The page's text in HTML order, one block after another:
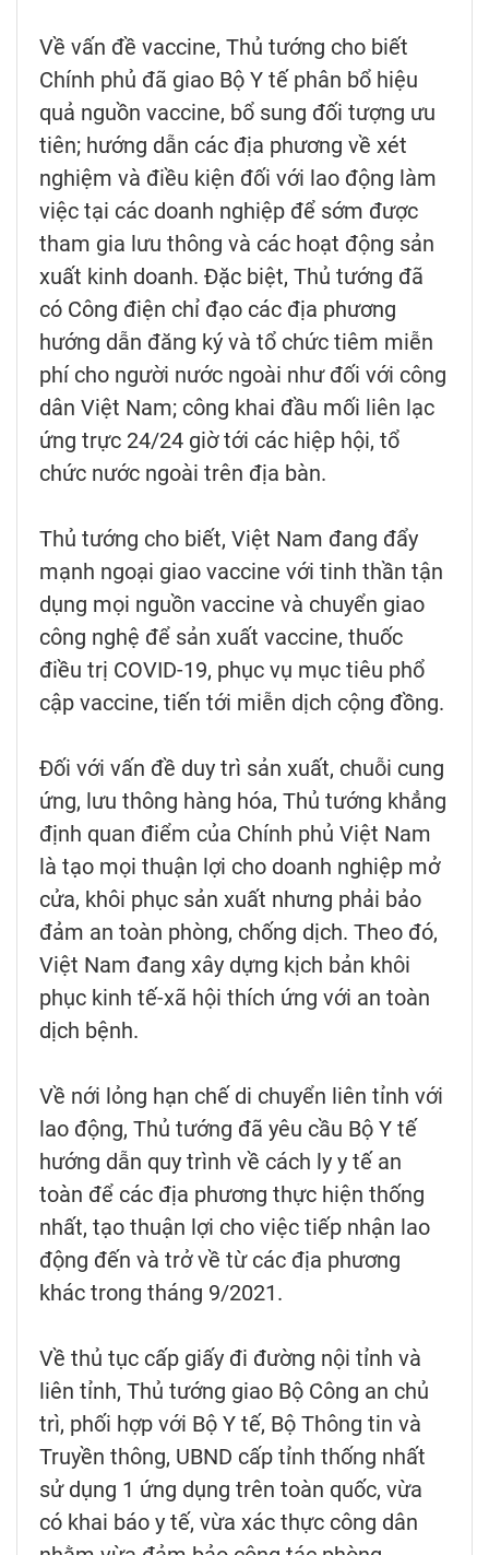
Về vấn đề vaccine, Thủ tướng cho biết
Chính phủ đã giao Bộ Y tế phân bổ hiệu
quả nguồn vaccine, bổ sung đối tượng ưu
tiên; hướng dẫn các địa phương về xét
nghiệm và điều kiện đối với lao động làm
việc tại các doanh nghiệp để sớm được
tham gia lưu thông và các hoạt động sản
xuất kinh doanh. Đặc biệt, Thủ tướng đã
có Công điện chỉ đạo các địa phương
hướng dẫn đăng ký và tổ chức tiêm miễn
phí cho người nước ngoài như đối với công
dân Việt Nam; công khai đầu mối liên lạc
ứng trực 24/24 giờ tới các hiệp hội, tổ
chức nước ngoài trên địa bàn.
Thủ tướng cho biết, Việt Nam đang đẩy
mạnh ngoại giao vaccine với tinh thần tận
dụng mọi nguồn vaccine và chuyển giao
công nghệ để sản xuất vaccine, thuốc
điều trị COVID-19, phục vụ mục tiêu phổ
cập vaccine, tiến tới miễn dịch cộng đồng.
Đối với vấn đề duy trì sản xuất, chuỗi cung
ứng, lưu thông hàng hóa, Thủ tướng khẳng
định quan điểm của Chính phủ Việt Nam
là tạo mọi thuận lợi cho doanh nghiệp mở
cửa, khôi phục sản xuất nhưng phải bảo
đảm an toàn phòng, chống dịch. Theo đó,
Việt Nam đang xây dựng kịch bản khôi
phục kinh tế-xã hội thích ứng với an toàn
dịch bệnh.
Về nới lỏng hạn chế di chuyển liên tỉnh với
lao động, Thủ tướng đã yêu cầu Bộ Y tế
hướng dẫn quy trình về cách ly y tế an
toàn để các địa phương thực hiện thống
nhất, tạo thuận lợi cho việc tiếp nhận lao
động đến và trở về từ các địa phương
khác trong tháng 9/2021.
Về thủ tục cấp giấy đi đường nội tỉnh và
liên tỉnh, Thủ tướng giao Bộ Công an chủ
trì, phối hợp với Bộ Y tế, Bộ Thông tin và
Truyền thông, UBND cấp tỉnh thống nhất
sử dụng 1 ứng dụng trên toàn quốc, vừa
có khai báo y tế, vừa xác thực công dân